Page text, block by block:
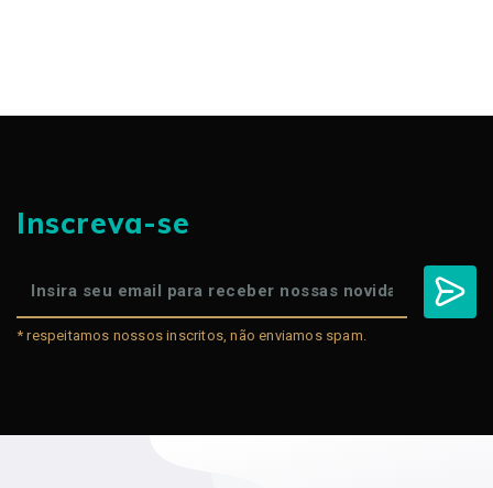
Inscreva-se
* respeitamos nossos inscritos, não enviamos spam.